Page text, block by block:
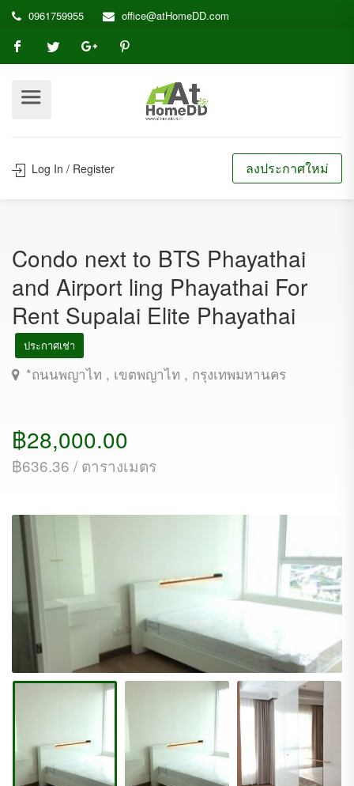
0961759955 office@atHomeDD.com
Log In / Register ลงประกาศใหม่
Condo next to BTS Phayathai
and Airport ling Phayathai For
Rent Supalai Elite Phayathai
ประกาศเช่า
*ถนนพญาไท , เขตพญาไท , กรุงเทพมหานคร
฿28,000.00
฿636.36 / ตารางเมตร